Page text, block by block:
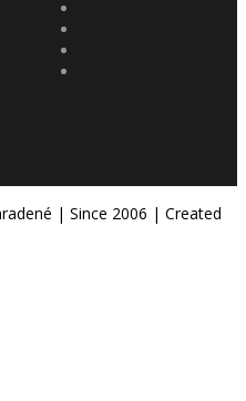
| Since 2006 | Created